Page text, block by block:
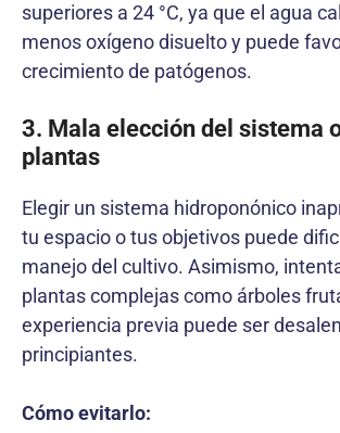
superiores a 24 °C, ya que el agua
menos oxígeno disuelto y puede
crecimiento de patógenos.
3. Mala elección del sistema
plantas
Elegir un sistema hidroponónico
tu espacio o tus objetivos puede
manejo del cultivo. Asimismo,
plantas complejas como árboles
experiencia previa puede ser
principiantes.
Cómo evitarlo: